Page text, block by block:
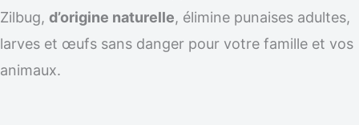
Zilbug, d’origine naturelle, élimine punaises adultes,
larves et œufs sans danger pour votre famille et vos
animaux.